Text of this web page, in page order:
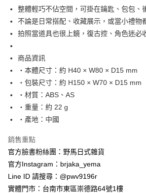
匯豐（台灣）商業銀行
華泰商業
聯邦商業銀行
遠東國際
元大商業銀行
永豐商業
玉山商業銀行
星展（台
台灣樂天信用卡公司
街口支付
Google Pay
運送方式
全家取貨付款
每筆NT$65，滿NT$999(含以上)免運費
付款後全家取貨
每筆NT$65，滿NT$999(含以上)免運費
7-11取貨付款
每筆NT$65，滿NT$999(含以上)免運費
整體輕巧不佔空間，可掛在鑰匙、包包、
不論是日常搭配、收藏展示，或當小禮物
拍照當道具也很上鏡，復古控、角色迷必
商品資訊
・本體尺寸：約 H40 × W80 × D15 mm
・包裝尺寸：約 H150 × W70 × D15 mm
・材質：ABS、AS
・重量：約 22 g
・產地：中國
銷售重點
官方臉書粉絲團：野馬日式雜貨
官方Instagram：brjaka_yema
Line ID 請搜尋：@pwv9196r
實體門市：台南市東區崇德路64號1樓